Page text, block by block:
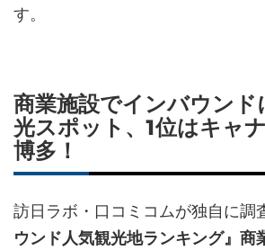
す。
商業施設でインバウンド
光スポット、1位はキャ
博多！
訪日ラボ・口コミコムが独自に調
ウンド人気観光地ランキング』商